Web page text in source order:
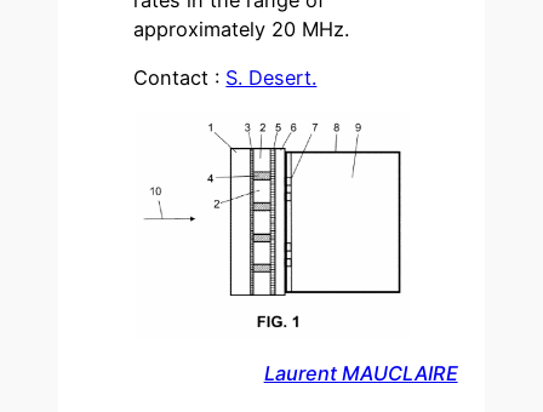
approximately 20 MHz.
Contact : S. Desert.
Laurent MAUCLAIRE